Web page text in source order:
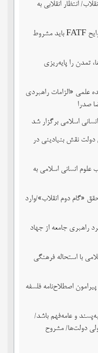
انتظار انقلابی به
هرگونه تصمیم‌گیری درباره لوایح FATF باید مشروط
تمدن را پایه‌ریزی
علمی «الزامات راهبردی
صدرا
اسلامی برگزار شد
نقش بنیادینی در
انسانی اسلامی به
«گام دوم انقلاب»/وارد
راهبری جامعه از جهاد
با استحاله فرهنگی
اصطلاح‌نامه فلسفه
و عامه‌فهم باشد/
دولت‌ها/ مشروح